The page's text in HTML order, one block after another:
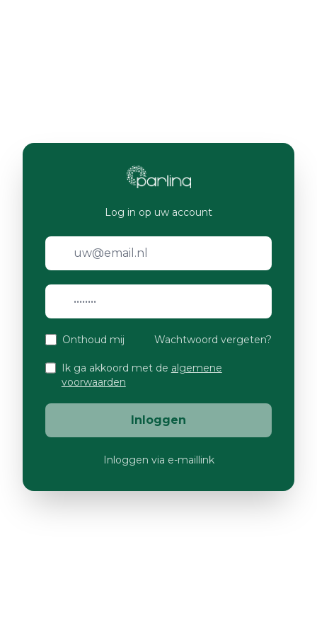
Log in op uw account
Onthoud mij Wachtwoord vergeten?
Ik ga akkoord met de algemene
voorwaarden
Inloggen
Inloggen via e-maillink